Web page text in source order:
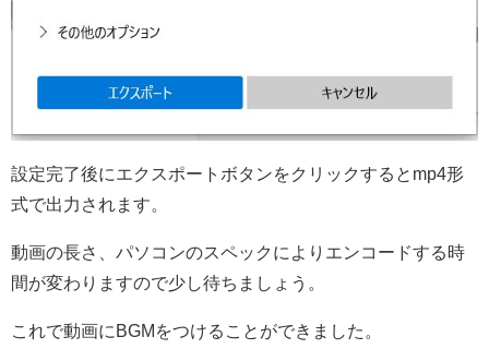
設定完了後にエクスポートボタンをクリックするとmp4形
式で出力されます。
動画の長さ、パソコンのスペックによりエンコードする時
間が変わりますので少し待ちましょう。
これで動画にBGMをつけることができました。